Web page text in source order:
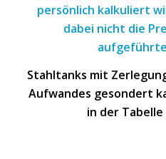
persönlich kalkuliert
dabei nicht die
Stahltanks mit
Aufwandes gesondert
in der